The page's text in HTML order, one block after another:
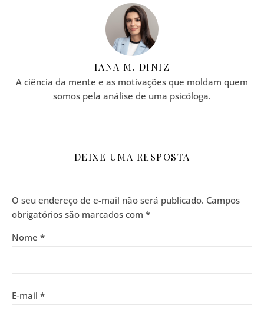
IANA M. DINIZ
A ciência da mente e as motivações que moldam quem
somos pela análise de uma psicóloga.
DEIXE UMA RESPOSTA
O seu endereço de e-mail não será publicado. Campos
obrigatórios são marcados com *
Nome *
E-mail *